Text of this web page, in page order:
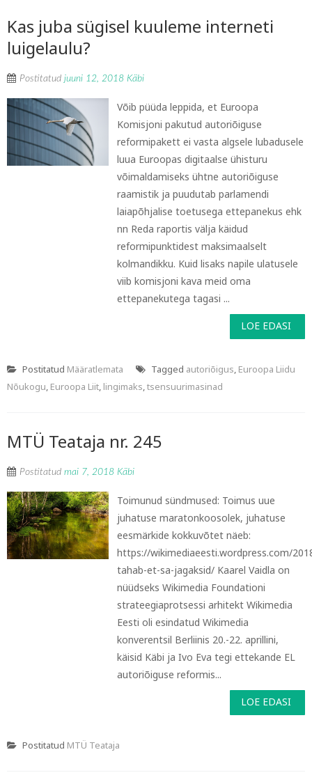
Kas juba sügisel kuuleme interneti
luigelaulu?
Postitatud juuni 12, 2018 Käbi
Võib püüda leppida, et Euroopa
Komisjoni pakutud autoriõiguse
reformipakett ei vasta algsele lubadusele
luua Euroopas digitaalse ühisturu
võimaldamiseks ühtne autoriõiguse
raamistik ja puudutab parlamendi
laiapõhjalise toetusega ettepanekus ehk
nn Reda raportis välja käidud
reformipunktidest maksimaalselt
kolmandikku. Kuid lisaks napile ulatusele
viib komisjoni kava meid oma
ettepanekutega tagasi ...
LOE EDASI
Postitatud Määratlemata Tagged autoriõigus, Euroopa Liidu
Nõukogu, Euroopa Liit, lingimaks,tsensuurimasinad
MTÜ Teataja nr. 245
Postitatud mai 7, 2018 Käbi
Toimunud sündmused: Toimus uue
juhatuse maratonkoosolek, juhatuse
eesmärkide kokkuvõtet näeb:
https://wikimediaeesti.wordpress.com/
tahab-et-sa-jagaksid/ Kaarel Vaidla on
nüüdseks Wikimedia Foundationi
strateegiaprotsessi arhitekt Wikimedia
Eesti oli esindatud Wikimedia
konverentsil Berliinis 20.-22. aprillini,
käisid Käbi ja Ivo Eva tegi ettekande EL
autoriõiguse reformis...
LOE EDASI
Postitatud MTÜ Teataja